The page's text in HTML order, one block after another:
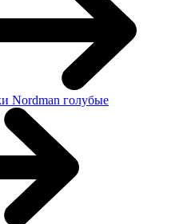
Nordman голубые